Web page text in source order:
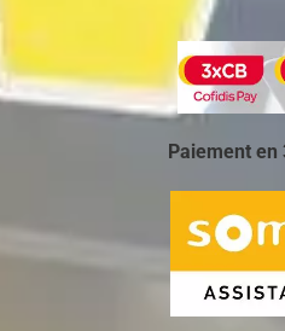
Paiement en